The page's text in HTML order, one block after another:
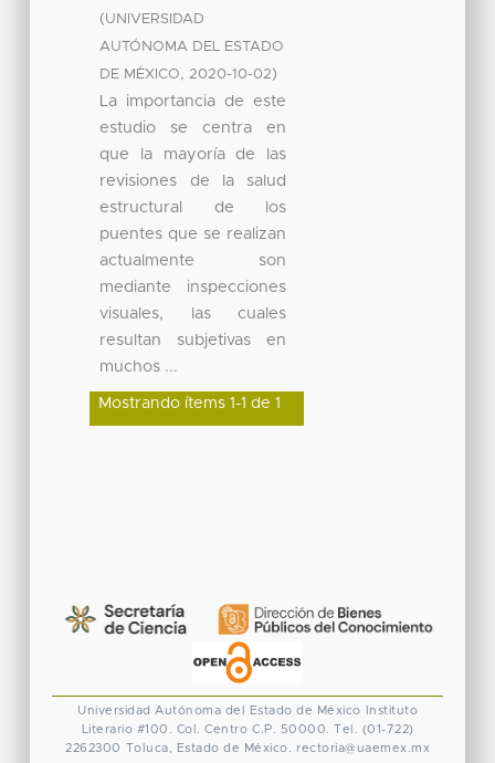
(UNIVERSIDAD
AUTÓNOMA DEL ESTADO
DE MÉXICO, 2020-10-02)
La importancia de este
estudio se centra en
que la mayoría de las
revisiones de la salud
estructural de los
puentes que se realizan
actualmente son
mediante inspecciones
visuales, las cuales
resultan subjetivas en
muchos ...
Mostrando ítems 1-1 de 1
Universidad Autónoma del Estado de México
Instituto
Literario #100. Col. Centro C.P. 50000. Tel. (01-722)
2262300 Toluca, Estado de México. rectoria@uaemex.mx